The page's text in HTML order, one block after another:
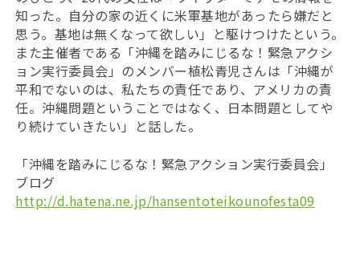
知った。自分の家の近くに米軍基地があったら嫌だと
思う。基地は無くなって欲しい」と駆けつけたという。
また主催者である「沖縄を踏みにじるな！緊急アクシ
ョン実行委員会」のメンバー植松青児さんは「沖縄が
平和でないのは、私たちの責任であり、アメリカの責
任。沖縄問題ということではなく、日本問題としてや
り続けていきたい」と話した。
「沖縄を踏みにじるな！緊急アクション実行委員会」
ブログ
http://d.hatena.ne.jp/hansentoteikounofesta09